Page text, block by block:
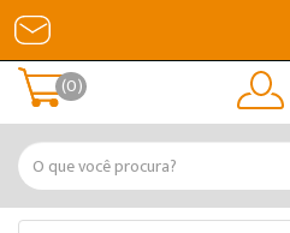
(0)
Filtrar
Categorias
Marcas